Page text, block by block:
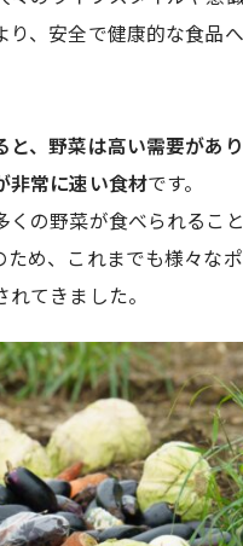
り、安全で健康的な食品
と、野菜は高い需要があ
非常に速い食材です。
くの野菜が食べられるこ
ため、これまでも様々な
てきました。